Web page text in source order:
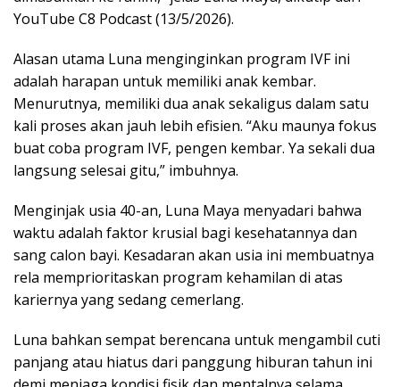
YouTube C8 Podcast (13/5/2026).
Alasan utama Luna menginginkan program IVF ini
adalah harapan untuk memiliki anak kembar.
Menurutnya, memiliki dua anak sekaligus dalam satu
kali proses akan jauh lebih efisien. “Aku maunya fokus
buat coba program IVF, pengen kembar. Ya sekali dua
langsung selesai gitu,” imbuhnya.
Menginjak usia 40-an, Luna Maya menyadari bahwa
waktu adalah faktor krusial bagi kesehatannya dan
sang calon bayi. Kesadaran akan usia ini membuatnya
rela memprioritaskan program kehamilan di atas
kariernya yang sedang cemerlang.
Luna bahkan sempat berencana untuk mengambil cuti
panjang atau hiatus dari panggung hiburan tahun ini